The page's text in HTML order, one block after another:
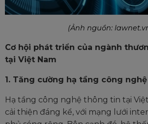
(Ảnh nguồn:
Cơ hội phát triển của ngành
tại Việt Nam
1. Tăng cường hạ tầng công
Hạ tầng công nghệ thông tin tại
cải thiện đáng kể, với mạng lưới